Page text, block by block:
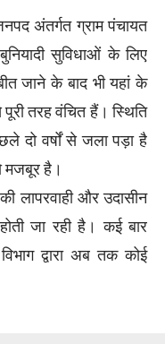
अंतर्गत ग्राम पंचायत
सुविधाओं के लिए
जाने के बाद भी यहां के
तरह वंचित हैं। स्थिति
दो वर्षों से जला पड़ा है
मजबूर है।
लापरवाही और उदासीन
जा रही है। कई बार
द्वारा अब तक कोई